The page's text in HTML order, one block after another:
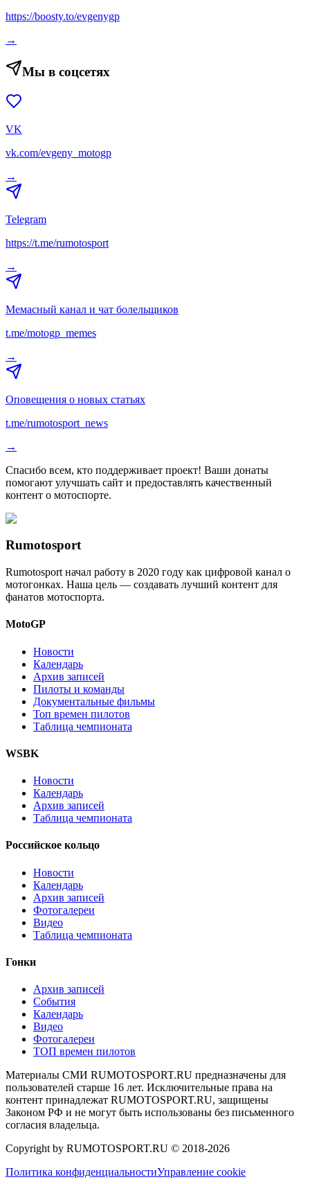
https://boosty.to/evgenygp
→
Мы в соцсетях
VK
vk.com/evgeny_motogp
→
Telegram
https://t.me/rumotosport
→
Мемасный канал и чат болельщиков
t.me/motogp_memes
→
Оповещения о новых статьях
t.me/rumotosport_news
→
Спасибо всем, кто поддерживает проект! Ваши донаты
помогают улучшать сайт и предоставлять качественный
контент о мотоспорте.
Rumotosport
Rumotosport начал работу в 2020 году как цифровой канал о
мотогонках. Наша цель — создавать лучший контент для
фанатов мотоспорта.
MotoGP
Новости
Календарь
Архив записей
Пилоты и команды
Документальные фильмы
Топ времен пилотов
Таблица чемпионата
WSBK
Новости
Календарь
Архив записей
Таблица чемпионата
Российское кольцо
Новости
Календарь
Архив записей
Фотогалереи
Видео
Таблица чемпионата
Гонки
Архив записей
События
Календарь
Видео
Фотогалереи
ТОП времен пилотов
Материалы СМИ RUMOTOSPORT.RU предназначены для
пользователей старше 16 лет. Исключительные права на
контент принадлежат RUMOTOSPORT.RU, защищены
Законом РФ и не могут быть использованы без письменного
согласия владельца.
Copyright by RUMOTOSPORT.RU © 2018-2026
Политика конфиденциальностиУправление cookie